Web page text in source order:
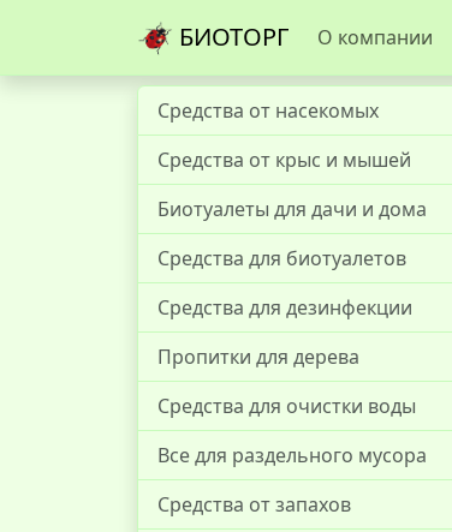
БИОТОРГ О компании
Средства от насекомых
Средства от крыс и мышей
Биотуалеты для дачи и дома
Средства для биотуалетов
Средства для дезинфекции
Пропитки для дерева
Средства для очистки воды
Все для раздельного мусора
Средства от запахов